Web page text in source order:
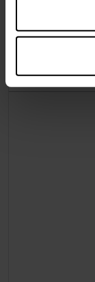
Valoraciones